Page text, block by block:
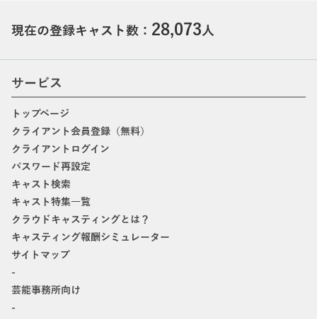
現在の登録キャスト数： 28,073人
サービス
トップページ
クライアント会員登録（無料）
クライアントログイン
パスワード再設定
キャスト検索
キャスト特集一覧
クラウドキャスティングとは？
キャスティング報酬シミュレーター
サイトマップ
-
芸能事務所向け
-